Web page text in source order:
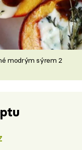
modrým sýrem 2